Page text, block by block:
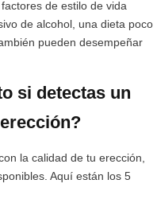
de estilo de vida
de alcohol, una dieta poco
pueden desempeñar
si detectas un
la calidad de tu erección,
Aquí están los 5